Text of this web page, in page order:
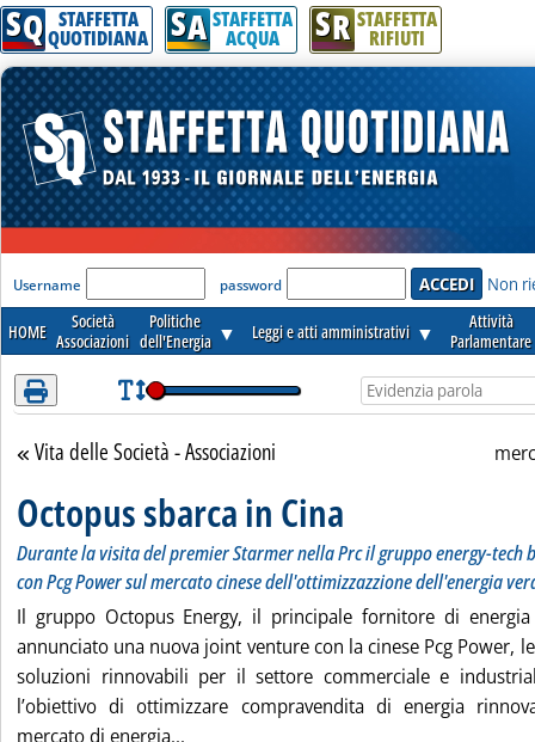
Attenzione! Esegui l'accesso per lèggere interamente la notizia.
SQ STAFFETTA
QUOTIDIANA SA STAFFETTA
ACQUA SR STAFFETTA
RIFIUTI
'Modulo Login per accedere'
Username password Non
HOME
Società
Associazioni
Politiche
dell'Energia ▼ Leggi e atti amministrativi ▼
Attività
Parlamentare
Torna alla sezione
Vita delle Società - Associazioni
Octopus sbarca in Cina
Durante la visita del premier Starmer nella Prc il gruppo energy-
con Pcg Power sul mercato cinese dell'ottimizzazzione dell'energia
Il gruppo Octopus Energy, il principale fornitore di
annunciato una nuova joint venture con la cinese Pcg Power,
soluzioni rinnovabili per il settore commerciale e
l’obiettivo di ottimizzare compravendita di energia
mercato di energia...